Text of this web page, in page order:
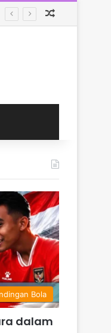
Bola
dalam